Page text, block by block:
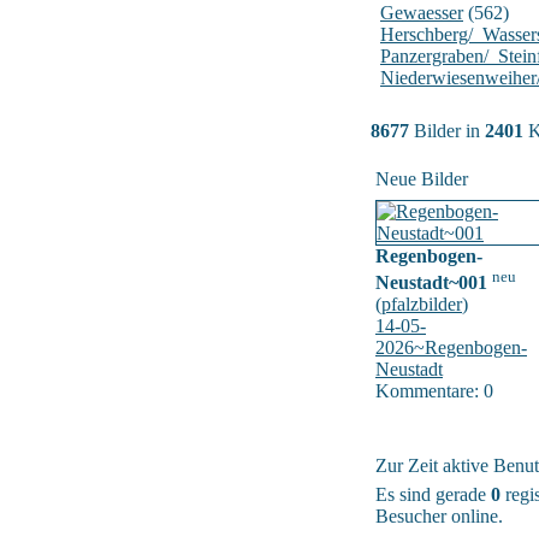
Gewaesser(562)
Herschberg/
Panzergraben/
8677 Bilder in 2401
Neue Bilder
Regenbogen-
Neustadt~001 neu
(pfalzbilder)
14-05-
2026~Regenbogen-
Neustadt
Kommentare: 0
Zur Zeit aktive
Es sind gerade 0
Besucher online.